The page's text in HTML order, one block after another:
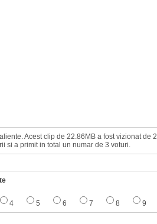
Acest clip de 22.86MB a fost vizionat de
si a primit in total un numar de 3 voturi.
4 5 6 7 8 9